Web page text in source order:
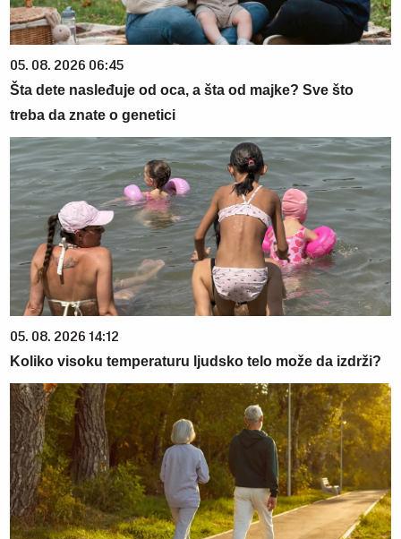
05. 08. 2026 06:45
Šta dete nasleđuje od oca, a šta od majke? Sve što
treba da znate o genetici
05. 08. 2026 14:12
Koliko visoku temperaturu ljudsko telo može da izdrži?